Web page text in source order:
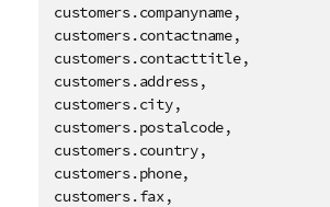
customers.companyname,
customers.contactname,
customers.contacttitle,
customers.address,
customers.city,
customers.postalcode,
customers.country,
customers.phone,
customers.fax,